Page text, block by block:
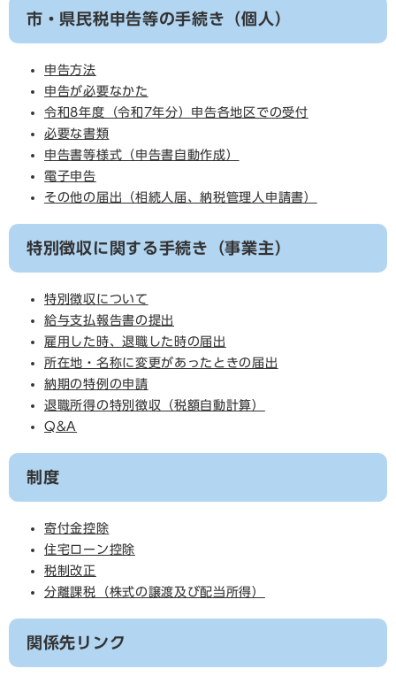
市・県民税申告等の手続き（個人）
申告方法
申告が必要なかた
令和8年度（令和7年分）申告各地区での受付
必要な書類
申告書等様式（申告書自動作成）
電子申告
その他の届出（相続人届、納税管理人申請書）
特別徴収に関する手続き（事業主）
特別徴収について
給与支払報告書の提出
雇用した時、退職した時の届出
所在地・名称に変更があったときの届出
納期の特例の申請
退職所得の特別徴収（税額自動計算）
Q&A
制度
寄付金控除
住宅ローン控除
税制改正
分離課税（株式の譲渡及び配当所得）
関係先リンク